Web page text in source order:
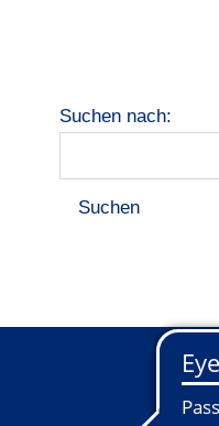
Suchen nach: